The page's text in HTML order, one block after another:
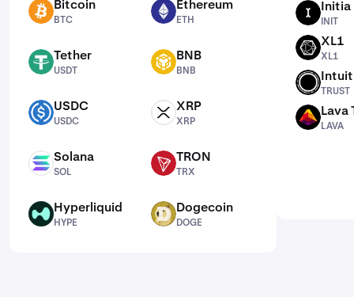
BTC Bitcoin
BTC
ETH Ethereum
ETH
USDT Tether
USDT
BNB BNB
BNB
USDC USDC
USDC
XRP XRP
XRP
SOL Solana
SOL
TRX TRON
TRX
HYPE Hyperliquid
HYPE
DOGE Dogecoin
DOGE
Initia
INIT
XL1 XL1
XL1
TRUST
TRUST
LAVA Lava
LAVA